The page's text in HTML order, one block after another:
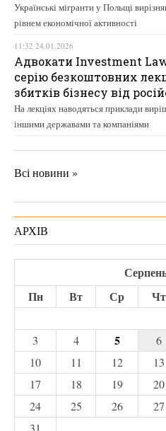
Українські мігранти у Польщі
рівнем економічної активності
11:32 24.01.2026
Адвокати Investment
серію безкоштовних
збитків бізнесу від
На лекціях наводяться приклади
іншими державами та компаніями
Всі новини »
АРХІВ
Пн
Вт Ср Чт
3
4 5 6
10
11 12 13
17
18 19 20
24
25 26 27